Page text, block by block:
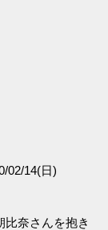
02/14(日)
奈さんを抱き